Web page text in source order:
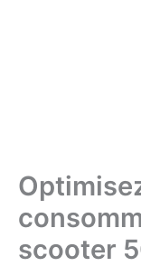
scooter